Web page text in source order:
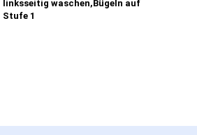
linksseitig waschen,Bügeln auf
Stufe 1